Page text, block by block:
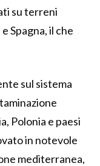
su terreni
Spagna, il che
sul sistema
Polonia e paesi
in notevole
mediterranea,